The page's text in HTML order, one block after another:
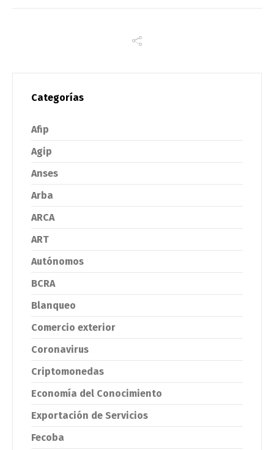
Categorías
Afip
Agip
Anses
Arba
ARCA
ART
Autónomos
BCRA
Blanqueo
Comercio exterior
Coronavirus
Criptomonedas
Economía del Conocimiento
Exportación de Servicios
Fecoba